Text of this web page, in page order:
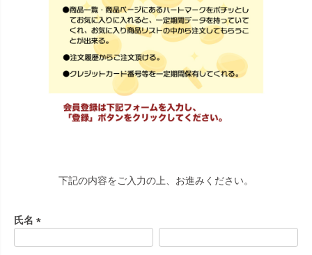
下記の内容をご入力の上、お進みください。
氏名